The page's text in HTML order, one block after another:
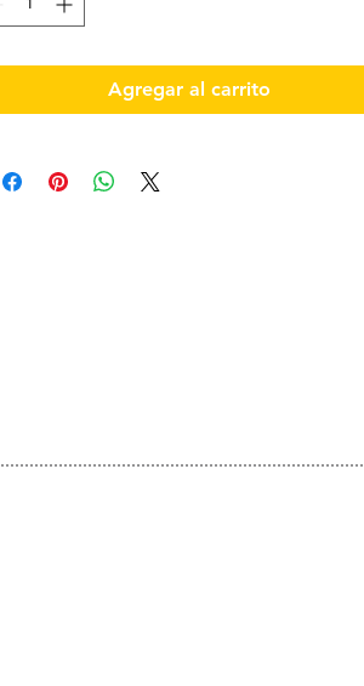
Agregar al carrito